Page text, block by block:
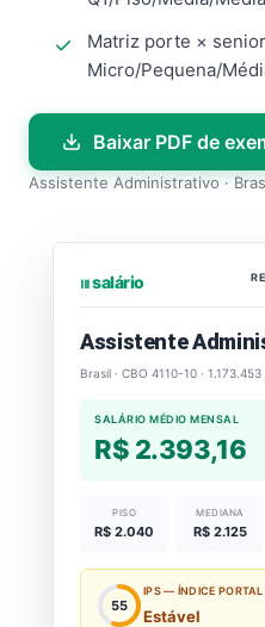
Matriz porte ×
Micro/Pequena/
Baixar PDF de
Assistente Administrativo ·
⏐⏐⏐ salário
Assistente
Brasil · CBO 4110-10 ·
SALÁRIO MÉDIO MENSAL
R$ 2.393,16
PISO
R$ 2.040
MEDIANA
R$ 2.125
55
IPS — ÍNDICE
Estável